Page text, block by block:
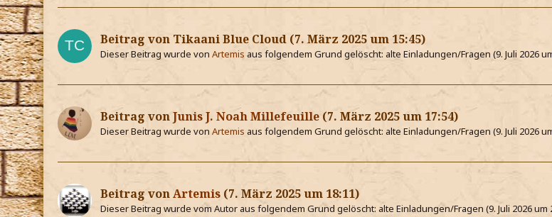
Beitrag von Tikaani Blue Cloud (7. März 2025 um 15:45)
Dieser Beitrag wurde von Artemis aus folgendem Grund gelöscht: alte Einladungen/Fragen (9. Juli 2026
Beitrag vonJunis J. Noah Millefeuille (7. März 2025 um 17:54)
Dieser Beitrag wurde von Artemis aus folgendem Grund gelöscht: alte Einladungen/Fragen (9. Juli 2026
Beitrag vonArtemis (7. März 2025 um 18:11)
Dieser Beitrag wurde vom Autor aus folgendem Grund gelöscht: alte Einladungen/Fragen (9. Juli 2026 um